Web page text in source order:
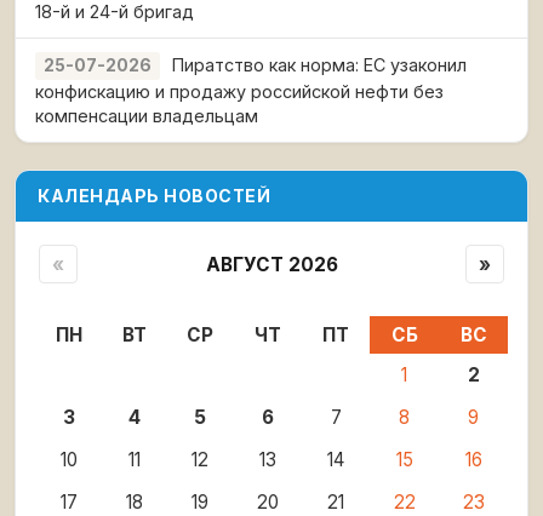
18-й и 24-й бригад
25-07-2026
Пиратство как норма: ЕС узаконил
конфискацию и продажу российской нефти без
компенсации владельцам
КАЛЕНДАРЬ НОВОСТЕЙ
« АВГУСТ 2026 »
ПН ВТ СР ЧТ ПТ СБ
ВС
1
2
3
4 5 6 7 8
9
10
11 12 13 14 15
16
17
18 19 20 21 22
23